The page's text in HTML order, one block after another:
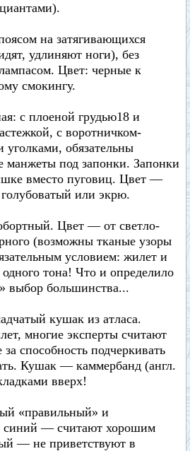
на затягивающихся
удлиняют ноги), без
Цвет: черные к
смокингу.
с плоеной грудью18 и
с воротничком-
уголками, обязательны
манжеты под запонки. Запонки
вместо пуговиц. Цвет —
или экрю.
Цвет — от светло-
(возможны тканые узоры
условием: жилет и
тона! Что и определило
выбор большинства...
кушак из атласа.
многие эксперты считают
способность подчеркивать
Кушак — каммербанд (англ.
вверх!
«правильный» и
синий — считают хорошим
— не приветствуют в